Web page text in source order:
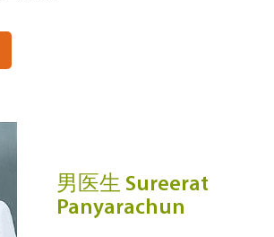
男医生 Sureerat
Panyarachun